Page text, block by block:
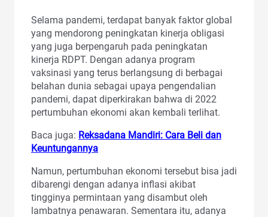
Selama pandemi, terdapat banyak faktor global
yang mendorong peningkatan kinerja obligasi
yang juga berpengaruh pada peningkatan
kinerja RDPT. Dengan adanya program
vaksinasi yang terus berlangsung di berbagai
belahan dunia sebagai upaya pengendalian
pandemi, dapat diperkirakan bahwa di 2022
pertumbuhan ekonomi akan kembali terlihat.
Baca juga: Reksadana Mandiri: Cara Beli dan
Keuntungannya
Namun, pertumbuhan ekonomi tersebut bisa jadi
dibarengi dengan adanya inflasi akibat
tingginya permintaan yang disambut oleh
lambatnya penawaran. Sementara itu, adanya